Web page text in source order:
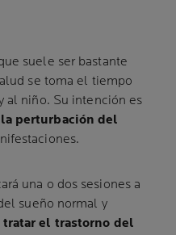
suele ser bastante
se toma el tiempo
al niño. Su intención es
perturbación del
una o dos sesiones a
sueño normal y
tratar el trastorno del